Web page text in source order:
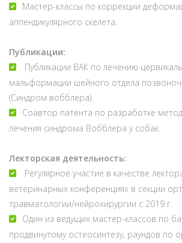
Мастер-классы по коррекции
аппендикулярного скелета.
Публикации:
Публикации ВАК по лечению
мальформации шейного отдела
(Синдром вобблера).
Соавтор патента по разработке
лечения синдрома Вобблера у собак.
Лекторская деятельность:
Регулярное участие в качестве
ветеринарных конференциях в секции
травматологии/нейрохирургии с 2019 г.
Один из ведущих мастер-классов по
продвинутому остеосинтезу, раундов по